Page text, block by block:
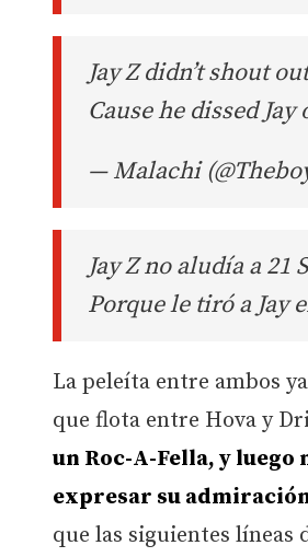
Jay Z didn’t shout
Cause he dissed
— Malachi
Jay Z no aludía a 21
Porque le tiró a Jay
La peleíta entre ambos
que flota entre Hova y
un Roc-A-Fella, y luego
expresar su
que las siguientes líneas